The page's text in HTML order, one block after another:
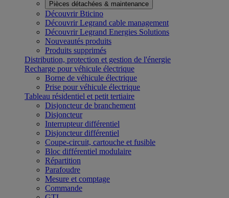
Pièces détachées & maintenance
Découvrir Bticino
Découvrir Legrand cable management
Découvrir Legrand Energies Solutions
Nouveautés produits
Produits supprimés
Distribution, protection et gestion de l'énergie
Recharge pour véhicule électrique
Borne de véhicule électrique
Prise pour véhicule électrique
Tableau résidentiel et petit tertiaire
Disjoncteur de branchement
Disjoncteur
Interrupteur différentiel
Disjoncteur différentiel
Coupe-circuit, cartouche et fusible
Bloc différentiel modulaire
Répartition
Parafoudre
Mesure et comptage
Commande